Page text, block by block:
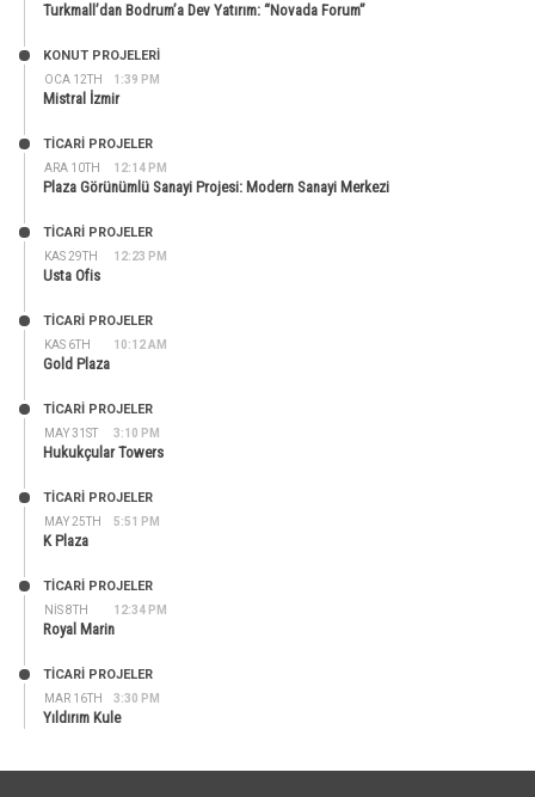
Turkmall’dan Bodrum’a Dev Yatırım: “Novada Forum”
OCA 12TH 1:39 PM
KONUT PROJELERI
Mistral İzmir
ARA 10TH 12:14 PM
TİCARİ PROJELER
Plaza Görünümlü Sanayi Projesi: Modern Sanayi Merkezi
KAS 29TH 12:23 PM
TİCARİ PROJELER
Usta Ofis
KAS 6TH 10:12 AM
TİCARİ PROJELER
Gold Plaza
MAY 31ST 3:10 PM
TİCARİ PROJELER
Hukukçular Towers
MAY 25TH 5:51 PM
TİCARİ PROJELER
K Plaza
NIS 8TH 12:34 PM
TİCARİ PROJELER
Royal Marin
MAR 16TH 3:30 PM
TİCARİ PROJELER
Yıldırım Kule